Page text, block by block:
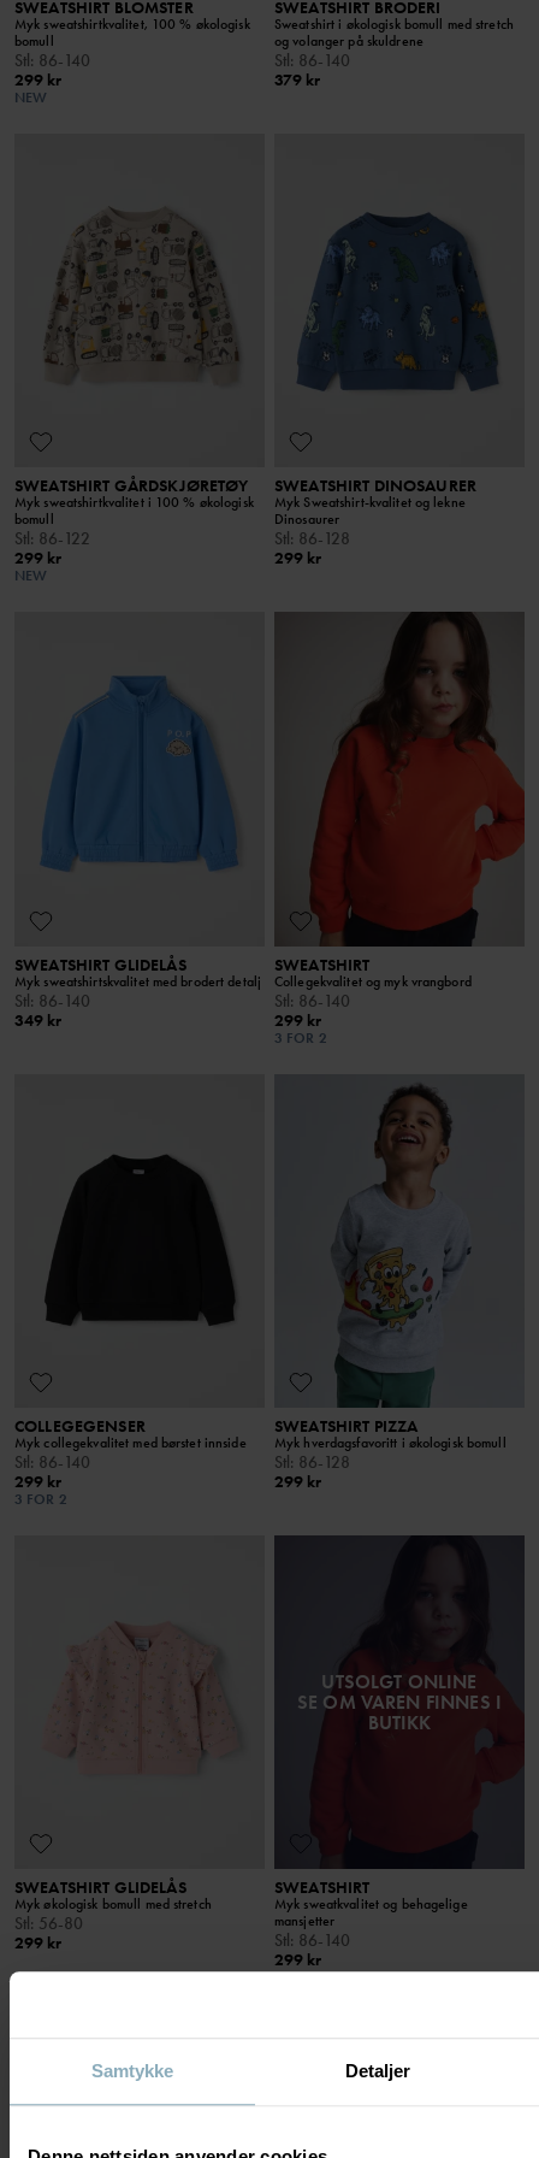
Samtykke Detaljer
SWEATSHIRT BLOMSTER
Myk sweatshirtkvalitet, 100 % økologisk
bomull
Stl: 86-140
299 kr
NEW
SWEATSHIRT BRODERI
Sweatshirt i økologisk bomull med stretch
og volanger på skuldrene
Stl: 86-140
379 kr
SWEATSHIRT GÅRDSKJØRETØY
Myk sweatshirtkvalitet i 100 % økologisk
bomull
Stl: 86-122
299 kr
NEW
SWEATSHIRT DINOSAURER
Myk Sweatshirt-kvalitet og lekne
Dinosaurer
Stl: 86-128
299 kr
SWEATSHIRT GLIDELÅS
Myk sweatshirtskvalitet med brodert detalj
Stl: 86-140
349 kr
SWEATSHIRT
Collegekvalitet og myk vrangbord
Stl: 86-140
299 kr
3 FOR 2
COLLEGEGENSER
Myk collegekvalitet med børstet innside
Stl: 86-140
299 kr
3 FOR 2
SWEATSHIRT PIZZA
Myk hverdagsfavoritt i økologisk bomull
Stl: 86-128
299 kr
SWEATSHIRT GLIDELÅS
Myk økologisk bomull med stretch
Stl: 56-80
299 kr
UTSOLGT ONLINE
SE OM VAREN FINNES I
BUTIKK
SWEATSHIRT
Myk sweatkvalitet og behagelige
mansjetter
Stl: 86-140
299 kr
3 FOR 2